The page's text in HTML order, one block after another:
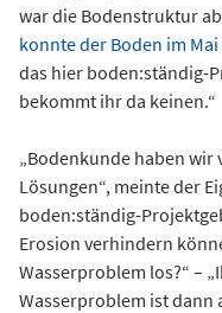
war die Bodenstruktur
konnte der Boden im
das hier boden:ständig-
bekommt ihr da keinen.“
„Bodenkunde haben wir
Lösungen“, meinte der
boden:ständig-
Erosion verhindern
Wasserproblem los?“ –
Wasserproblem ist dann